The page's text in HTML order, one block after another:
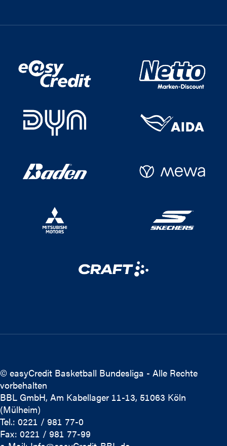
© easyCredit Basketball Bundesliga - Alle Rechte
vorbehalten
BBL GmbH, Am Kabellager 11-13, 51063 Köln
(Mülheim)
Tel.: 0221 / 981 77-0
Fax: 0221 / 981 77-99